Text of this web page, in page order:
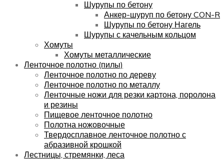
Шурупы по бетону
Анкер-шуруп по бетону CON-R
Шурупы по бетону Нагель
Шурупы с качельным кольцом
Хомуты
Хомуты металлические
Ленточное полотно (пилы)
Ленточное полотно по дереву
Ленточное полотно по металлу
Ленточные ножи для резки картона, поролона
и резины
Пищевое ленточное полотно
Полотна ножовочные
Твердосплавное ленточное полотно с
абразивной крошкой
Лестницы, стремянки, леса